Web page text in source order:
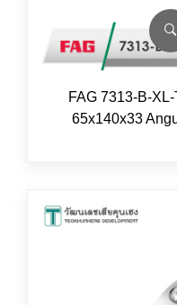
FAG 7313-B-
65x140x33